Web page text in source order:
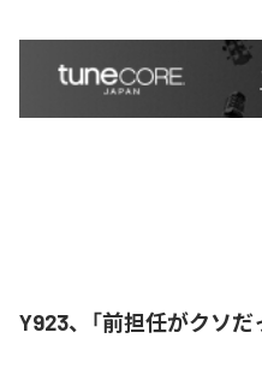
Y923、「前担任がクソだ